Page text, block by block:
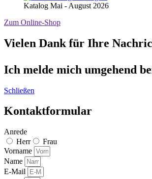
Katalog Mai - August 2026
Zum Online-Shop
Vielen Dank für Ihre
Ich melde mich umgehend
Schließen
Kontaktformular
Anrede
Herr
Frau
Vorname
Name
E-Mail